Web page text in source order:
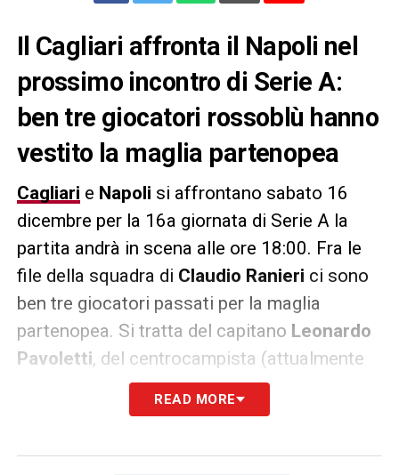
Il Cagliari affronta il Napoli nel
prossimo incontro di Serie A:
ben tre giocatori rossoblù hanno
vestito la maglia partenopea
Cagliari e Napoli si affrontano sabato 16
dicembre per la 16a giornata di Serie A la
partita andrà in scena alle ore 18:00. Fra le
file della squadra di Claudio Ranieri ci sono
ben tre giocatori passati per la maglia
partenopea. Si tratta del capitano Leonardo
Pavoletti, del centrocampista (attualmente
Marko Roge dell’attaccante
Andrea Petagna. Lo stesso tecnico
READ MORE